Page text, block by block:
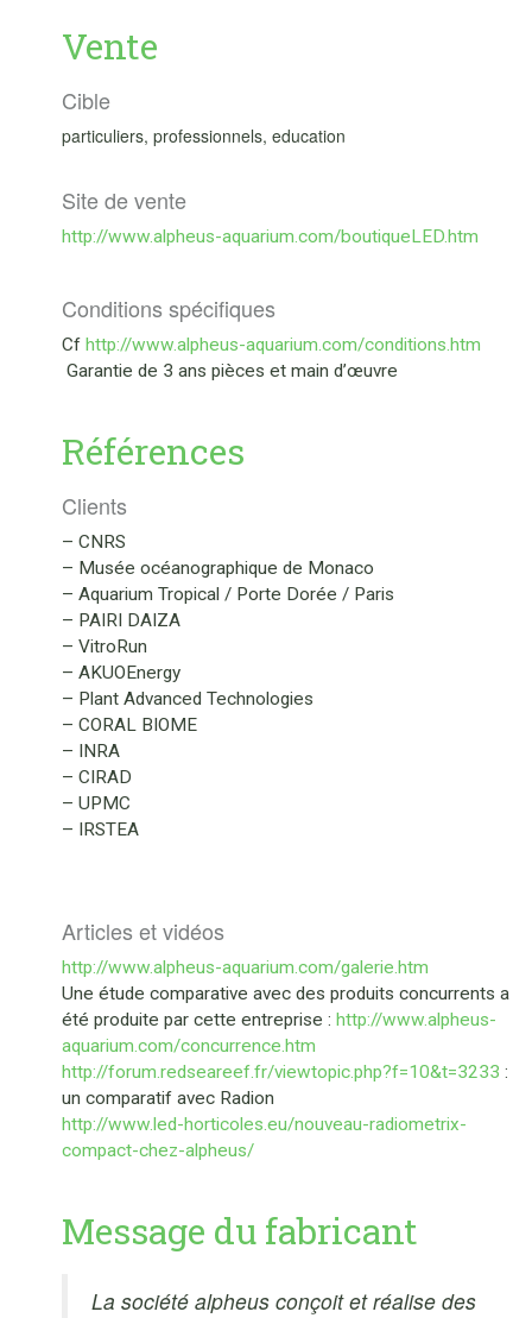
Vente
Cible
particuliers, professionnels, education
Site de vente
http://www.alpheus-aquarium.com/boutiqueLED.htm
Conditions spécifiques
Cfhttp://www.alpheus-aquarium.com/conditions.htm
Garantie de 3 ans pièces et main d’œuvre
Références
Clients
– CNRS
– Musée océanographique de Monaco
– Aquarium Tropical / Porte Dorée / Paris
– PAIRI DAIZA
– VitroRun
– AKUOEnergy
– Plant Advanced Technologies
– CORAL BIOME
– INRA
– CIRAD
– UPMC
– IRSTEA
Articles et vidéos
http://www.alpheus-aquarium.com/galerie.htm
Une étude comparative avec des produits concurrents a
été produite par cette entreprise :http://www.alpheus-
aquarium.com/concurrence.htm
http://forum.redseareef.fr/viewtopic.php?f=10&t=3233 :
un comparatif avec Radion
http://www.led-horticoles.eu/nouveau-radiometrix-
compact-chez-alpheus/
Message du fabricant
La société alpheus conçoit et réalise des